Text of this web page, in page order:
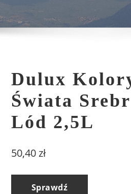
Dulux
Świata
Lód 2,5L
50,40zł
Sprawdź